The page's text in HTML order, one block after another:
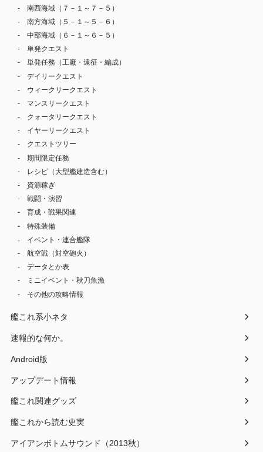
南西海域（７－１～７－５）
南方海域（５－１～５－６）
中部海域（６－１～６－５）
単発クエスト
単発任務（工廠・遠征・編成）
デイリークエスト
ウィークリークエスト
マンスリークエスト
クォータリークエスト
イヤーリークエスト
クエストツリー
期間限定任務
レシピ（大型艦建造含む）
資源稼ぎ
戦闘・演習
育成・戦果関連
特殊装備
イベント・連合艦隊
航空戦（対空砲火）
データとか表
ミニイベント・秋刀魚漁
その他の攻略情報
艦これ系小ネタ
速報的な何か。
Android版
アップデート情報
艦これ関連グッズ
艦これから読む史実
アイアンボトムサウンド（2013秋）